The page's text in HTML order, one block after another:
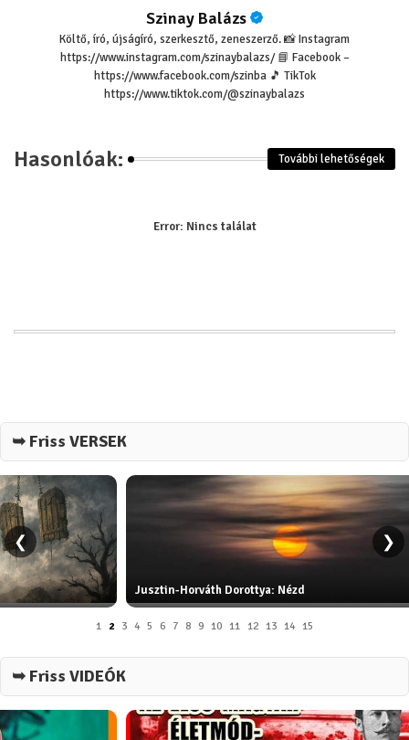
Szinay Balázs
Költő, író, újságíró, szerkesztő, zeneszerző. 📸 Instagram
https://www.instagram.com/szinaybalazs/ 📘 Facebook –
https://www.facebook.com/szinba 🎵 TikTok
https://www.tiktok.com/@szinaybalazs
Hasonlóak: További lehetőségek
Error: Nincs találat
➥ Friss VERSEK
❮
Jusztin-Horváth Dorottya: Nézd
❯
1 2 3 4 5 6 7 8 9 10 11 12 13 14 15
➥ Friss VIDEÓK